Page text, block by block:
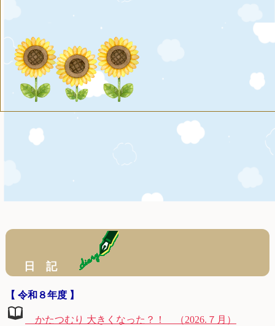
日 記
【 令和８年度 】
かたつむり 大きくなった？！ （2026.７月）